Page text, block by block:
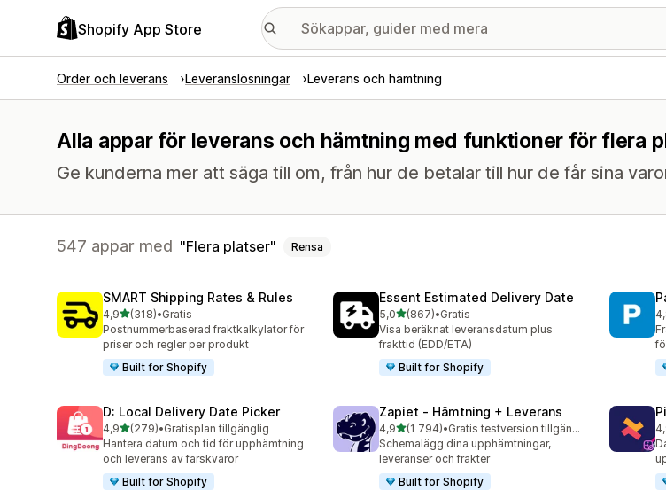
Shopify App Store
Order och leverans Leveranslösningar Leverans och hämtning
Alla appar för leverans och hämtning med funktioner för flera
Ge kunderna mer att säga till om, från hur de betalar till hur de får sina
547 appar med Flera platser Rensa
SMART Shipping Rates & Rules
4,9av 5 stjärnor
(318)
318 recensioner totalt
•Gratis
Postnummerbaserad fraktkalkylator för
priser och regler per produkt
Built for Shopify
Essent Estimated Delivery Date
5,0av 5 stjärnor
(867)
867 recensioner totalt
•Gratis
Visa beräknat leveransdatum plus
frakttid (EDD/ETA)
Built for Shopify
D: Local Delivery Date Picker
4,9av 5 stjärnor
(279)
279 recensioner totalt
•Gratisplan tillgänglig
Hantera datum och tid för upphämtning
och leverans av färskvaror
Built for Shopify
Zapiet ‑ Hämtning + Leverans
4,9av 5 stjärnor
(1 794)
1794 recensioner totalt
•
Gratis testversion tillgänglig
Schemalägg dina upphämtningar,
leveranser och frakter
Built for Shopify